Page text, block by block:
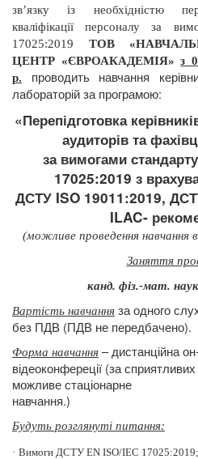
зв’язку із необхідністю
кваліфікації персоналу за
17025:2019 ТОВ
ЦЕНТР «ЄВРОАКАДЕМІЯ»з
р.
проводить навчання
лабораторій за програмою:
«Перепідготовка ке
аудиторів та
за вимогами
17025:2019 з
ДСТУ ISO 19011:2019,
ILAC-
(можливе проведення навчання
Заняття
канд. фіз.-мат.
Вартість навчання за одного
без ПДВ (ПДВ не передбачено).
Форма навчання – дистанційна
відеоконфереції (за
можливе стаціонарне
навчання.)
Будуть розглянуті питання:
· Вимоги ДСТУ EN ISO/IEC 17025:2019;